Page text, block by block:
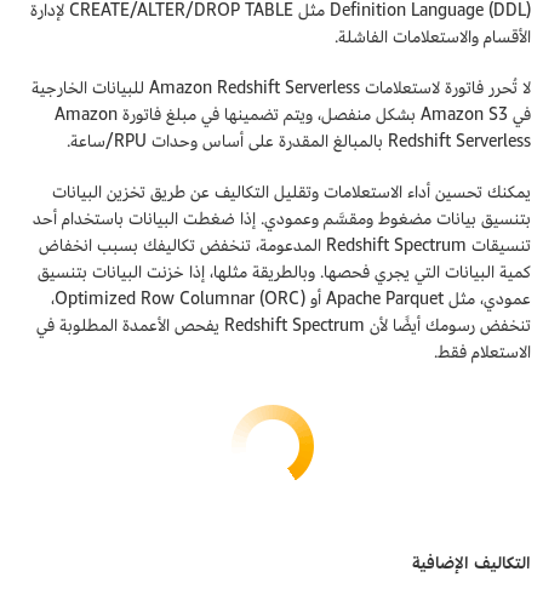
Definition Language (DDL) مثل CREATE/ALTER/DROP TABLE لإدارة
الأقسام والاستعلامات الفاشلة.
لا تُحرر فاتورة لاستعلامات Amazon Redshift Serverless للبيانات الخارجية
في Amazon S3 بشكل منفصل، ويتم تضمينها في مبلغ فاتورة Amazon
Redshift Serverless بالمبالغ المقدرة على أساس وحدات RPU/ساعة.
يمكنك تحسين أداء الاستعلامات وتقليل التكاليف عن طريق تخزين البيانات
بتنسيق بيانات مضغوط ومقسَّم وعمودي. إذا ضغطت البيانات باستخدام أحد
تنسيقات Redshift Spectrum المدعومة، تنخفض تكاليفك بسبب انخفاض
كمية البيانات التي يجري فحصها. وبالطريقة مثلها، إذا خزنت البيانات بتنسيق
عمودي، مثل Apache Parquet أو Optimized Row Columnar (ORC)،
تنخفض رسومك أيضًا لأن Redshift Spectrum يفحص الأعمدة المطلوبة في
الاستعلام فقط.
التكاليف الإضافية